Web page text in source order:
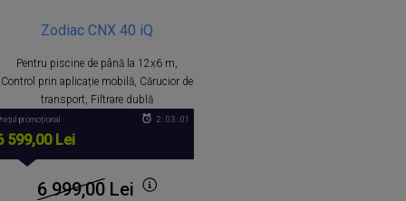
Zodiac CNX 40 iQ
Pentru piscine de până la 12x6 m,
Control prin aplicație mobilă, Cărucior de
transport, Filtrare dublă
promoțional
599,00 Lei
2 : 03 : 00
6 999,00Lei